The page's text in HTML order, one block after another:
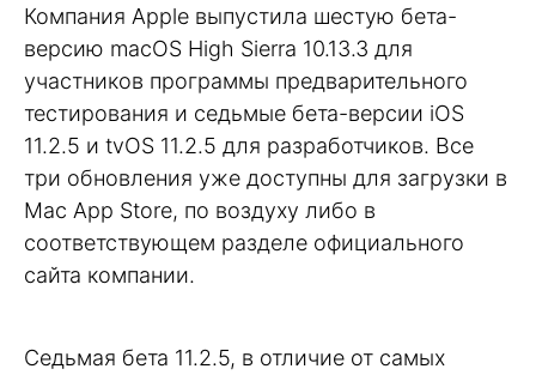
Компания Apple выпустила шестую бета-
версию macOS High Sierra 10.13.3 для
участников программы предварительного
тестирования и седьмые бета-версии iOS
11.2.5 и tvOS 11.2.5 для разработчиков. Все
три обновления уже доступны для загрузки в
Mac App Store, по воздуху либо в
соответствующем разделе официального
сайта компании.
Седьмая бета 11.2.5, в отличие от самых